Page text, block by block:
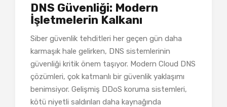
DNS Güvenliği: Modern
İşletmelerin Kalkanı
Siber güvenlik tehditleri her geçen gün daha
karmaşık hale gelirken, DNS sistemlerinin
güvenliği kritik önem taşıyor. Modern Cloud DNS
çözümleri, çok katmanlı bir güvenlik yaklaşımı
benimsiyor. Gelişmiş DDoS koruma sistemleri,
kötü niyetli saldırıları daha kaynağında